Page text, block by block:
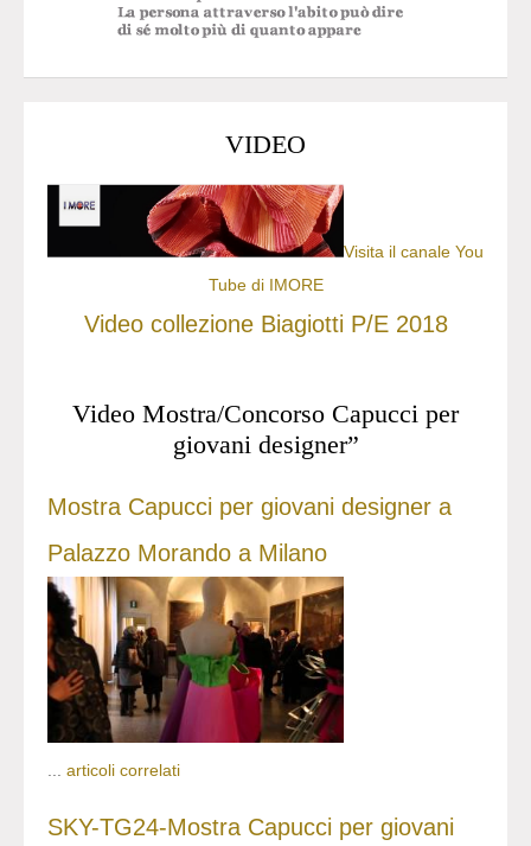
VIDEO
Visita il canale You
Tube di IMORE
Video collezione Biagiotti P/E 2018
Video Mostra/Concorso Capucci per
giovani designer”
Mostra Capucci per giovani designer a
Palazzo Morando a Milano
... articoli correlati
SKY-TG24-Mostra Capucci per giovani